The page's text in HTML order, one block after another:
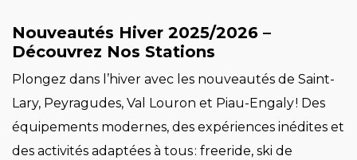
Nouveautés Hiver 2025/2026 –
Découvrez Nos Stations
Plongez dans l’hiver avec les nouveautés de Saint-
Lary, Peyragudes, Val Louron et Piau-Engaly ! Des
équipements modernes, des expériences inédites et
des activités adaptées à tous : freeride, ski de